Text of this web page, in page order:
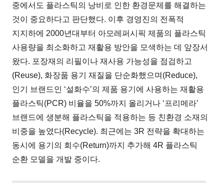
중에서도 플라스틱의 낭비로 인한 환경문제를 해결하는
것이 중요하다고 판단했다. 이후 경영진의 전폭적
지지하에 2000년대부터 아모레퍼시픽 제품의 플라스틱
사용량을 최소화하고 재활용 방안을 모색하는 데 앞장서
왔다. 포장재의 리필이나 재사용 가능성을 점검하고
(Reuse), 화장품 용기 재질을 단순화했으며(Reduce),
인기 브랜드인 ‘설화수’의 제품 용기에 사용하는 재활용
플라스틱(PCR) 비율을 50%까지 올리거나 ‘프리메라’
브랜드에 생분해 플라스틱을 적용하는 등 친환경 소재의
비중을 높였다(Recycle). 최근에는 3R 전략을 확대하는
동시에 용기의 회수(Return)까지 추가해 4R 플라스틱
순환 모델을 개발 중이다.